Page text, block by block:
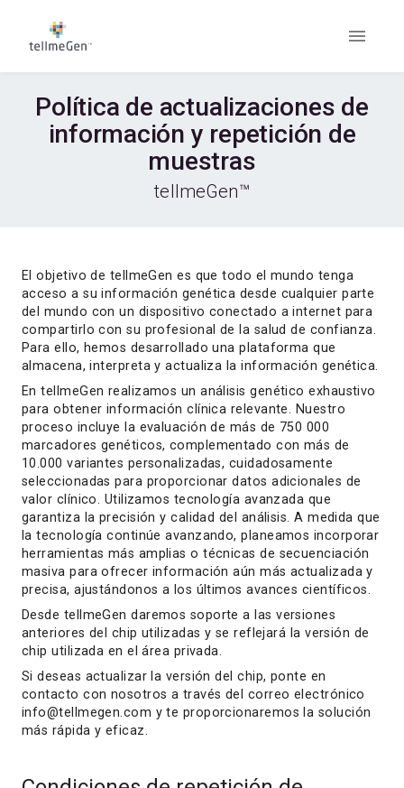
Política de actualizaciones de
información y repetición de
muestras
tellmeGen™
El objetivo de tellmeGen es que todo el mundo tenga
acceso a su información genética desde cualquier parte
del mundo con un dispositivo conectado a internet para
compartirlo con su profesional de la salud de confianza.
Para ello, hemos desarrollado una plataforma que
almacena, interpreta y actualiza la información genética.
En tellmeGen realizamos un análisis genético exhaustivo
para obtener información clínica relevante. Nuestro
proceso incluye la evaluación de más de 750 000
marcadores genéticos, complementado con más de
10.000 variantes personalizadas, cuidadosamente
seleccionadas para proporcionar datos adicionales de
valor clínico. Utilizamos tecnología avanzada que
garantiza la precisión y calidad del análisis. A medida que
la tecnología continúe avanzando, planeamos incorporar
herramientas más amplias o técnicas de secuenciación
masiva para ofrecer información aún más actualizada y
precisa, ajustándonos a los últimos avances científicos.
Desde tellmeGen daremos soporte a las versiones
anteriores del chip utilizadas y se reflejará la versión de
chip utilizada en el área privada.
Si deseas actualizar la versión del chip, ponte en
contacto con nosotros a través del correo electrónico
info@tellmegen.com y te proporcionaremos la solución
más rápida y eficaz.